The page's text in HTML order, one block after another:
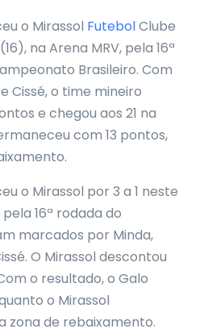
o Mirassol FutebolClube
na Arena MRV, pela 16ª
Brasileiro. Com
Cissé, o time mineiro
e chegou aos 21 na
com 13 pontos,
o Mirassol por 3 a 1 neste
16ª rodada do
marcados por Minda,
O Mirassol descontou
o resultado, o Galo
o Mirassol
zona de rebaixamento.